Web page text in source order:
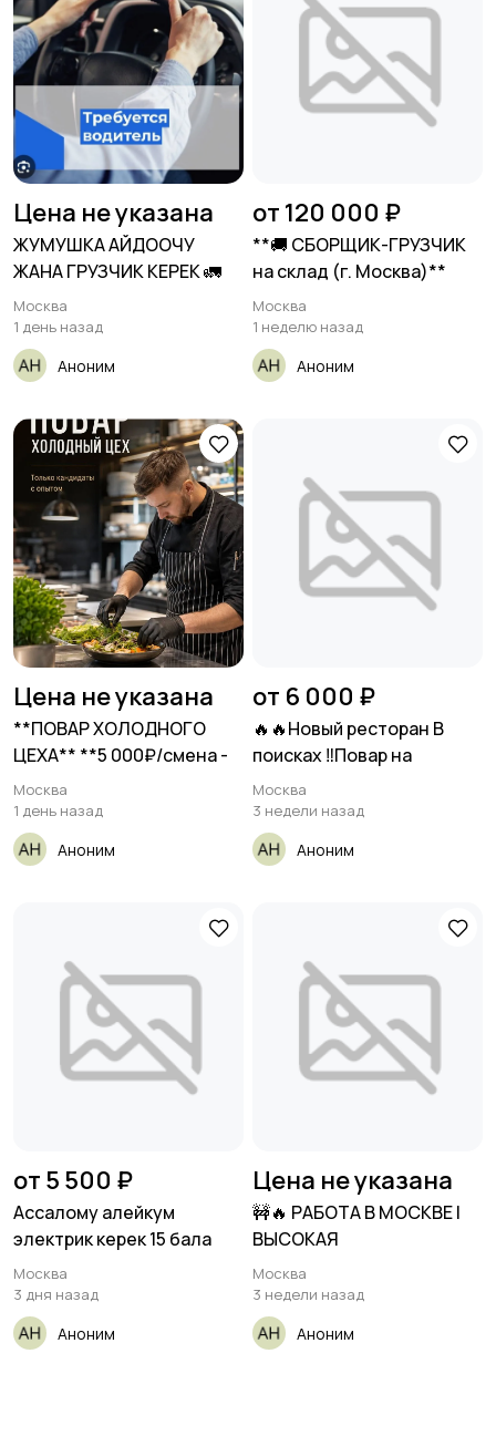
Цена не указана
ЖУМУШКА АЙДООЧУ
ЖАНА ГРУЗЧИК КЕРЕК 🚛
Москва
1 день назад
Аноним
от 120 000 ₽
**🚚 СБОРЩИК-ГРУЗЧИК
на склад (г. Москва)**
Москва
1 неделю назад
Аноним
Цена не указана
**ПОВАР ХОЛОДНОГО
ЦЕХА** **5 000₽/смена -
Москва
1 день назад
Аноним
от 6 000 ₽
🔥🔥Новый ресторан В
поисках ‼️Повар на
Москва
3 недели назад
Аноним
от 5 500 ₽
Ассалому алейкум
электрик керек 15 бала
Москва
3 дня назад
Аноним
Цена не указана
🚧🔥 РАБОТА В МОСКВЕ |
ВЫСОКАЯ
Москва
3 недели назад
Аноним